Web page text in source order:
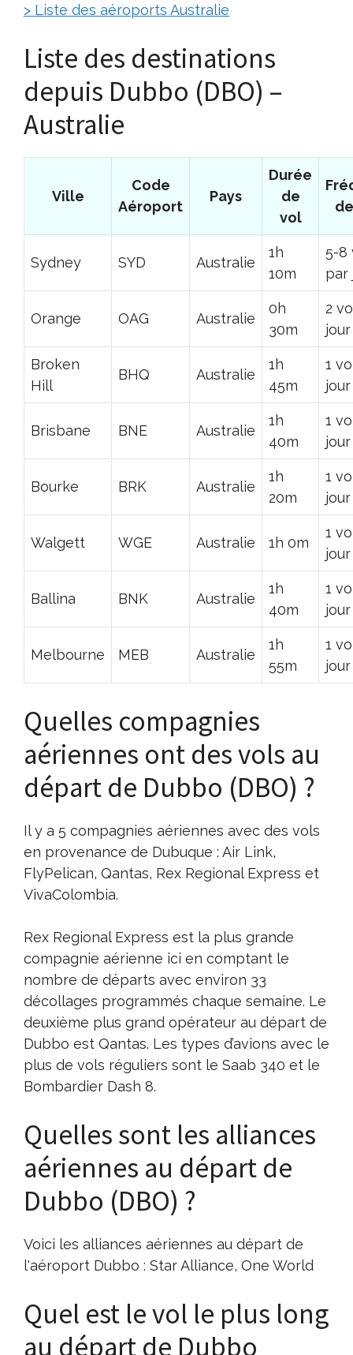
> Liste des aéroports Australie
Liste des destinations
depuis Dubbo (DBO) –
Australie
Ville
Code
Aéroport
Pays
Durée
de
vol
Sydney SYD Australie
1h
10m
5-8
par
Orange OAG Australie
0h
30m
2
jour
Broken
Hill
BHQ Australie
1h
45m
1
jour
Brisbane BNE Australie
1h
40m
1
jour
Bourke BRK Australie
1h
20m
1
jour
Walgett WGE Australie 1h 0m
1
jour
Ballina BNK Australie
1h
40m
1
jour
Melbourne MEB Australie
1h
55m
1
jour
Quelles compagnies
aériennes ont des vols au
départ de Dubbo (DBO) ?
Il y a 5 compagnies aériennes avec des vols
en provenance de Dubuque : Air Link,
FlyPelican, Qantas, Rex Regional Express et
VivaColombia.
Rex Regional Express est la plus grande
compagnie aérienne ici en comptant le
nombre de départs avec environ 33
décollages programmés chaque semaine. Le
deuxième plus grand opérateur au départ de
Dubbo est Qantas. Les types d’avions avec le
plus de vols réguliers sont le Saab 340 et le
Bombardier Dash 8.
Quelles sont les alliances
aériennes au départ de
Dubbo (DBO) ?
Voici les alliances aériennes au départ de
l'aéroport Dubbo : Star Alliance, One World
Quel est le vol le plus long
au départ de Dubbo